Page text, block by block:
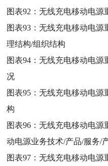
图表92：无线充电移动电源
图表93：无线充电移动电源
理结构/组织结构
图表94：无线充电移动电源
况
图表95：无线充电移动电源
构
图表96：无线充电移动电源
动电源业务技术/产品/服务/
图表97：无线充电移动电源